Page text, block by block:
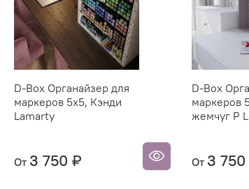
D-Box Органайзер для
маркеров 5х5, Кэнди
Lamarty
От 3 750 ₽
D-Box
маркеров
жемчуг P
От 3